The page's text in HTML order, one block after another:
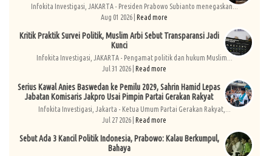
Infokita Investigasi, JAKARTA - Presiden Prabowo Subianto menegaskan...
Aug 01 2026 | Read more
Kritik Praktik Survei Politik, Muslim Arbi Sebut Transparansi Jadi
Kunci
Infokita Investigasi, JAKARTA - Pengamat politik dan hukum Muslim...
Jul 31 2026 | Read more
Serius Kawal Anies Baswedan ke Pemilu 2029, Sahrin Hamid Lepas
Jabatan Komisaris Jakpro Usai Pimpin Partai Gerakan Rakyat
Infokita Investigasi, Jakarta - Ketua Umum Partai Gerakan Rakyat,...
Jul 27 2026 | Read more
Sebut Ada 3 Kancil Politik Indonesia, Prabowo: Kalau Berkumpul,
Bahaya